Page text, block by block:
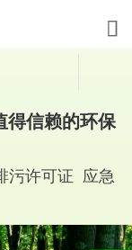
得信赖的环保
污许可证 应急